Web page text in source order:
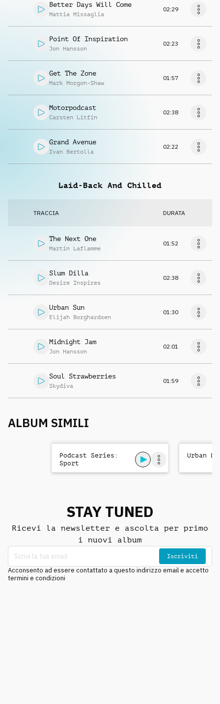
Better Days Will Come
Mattia Missaglia
02:29
Point Of Inspiration
Jon Hansson
02:23
Get The Zone
Mark Morgon-Shaw
01:57
Motorpodcast
Carsten Litfin
02:38
Grand Avenue
Ivan Bertolla
02:22
Laid-Back And Chilled
TRACCIA DURATA
The Next One
Martin Laflamme
01:52
Slum Dilla
Desire Inspires
02:38
Urban Sun
Elijah Borghardsen
01:30
Midnight Jam
Jon Hansson
02:01
Soul Strawberries
Skydiva
01:59
ALBUM SIMILI
Podcast Series:
Sport
Urban
STAY TUNED
Ricevi la newsletter e ascolta per primo
i nuovi album
Iscriviti
Acconsento ad essere contattato a questo indirizzo email e accetto
termini e condizioni